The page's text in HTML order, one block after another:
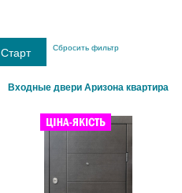
Сбросить фильтр
Входные двери Аризона квартира